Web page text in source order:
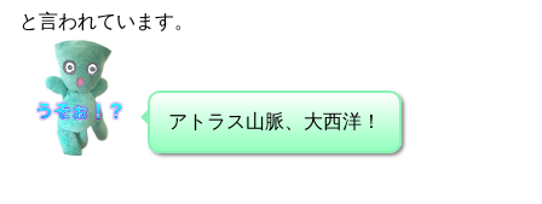
と言われています。
アトラス山脈、大西洋！